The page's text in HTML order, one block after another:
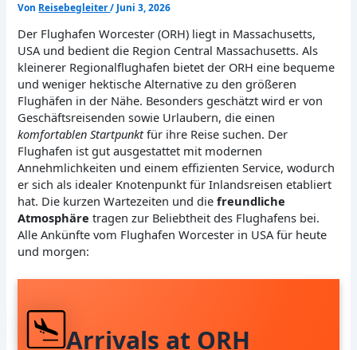
Von Reisebegleiter/ Juni 3, 2026
Der Flughafen Worcester (ORH) liegt in Massachusetts,
USA und bedient die Region Central Massachusetts. Als
kleinerer Regionalflughafen bietet der ORH eine bequeme
und weniger hektische Alternative zu den größeren
Flughäfen in der Nähe. Besonders geschätzt wird er von
Geschäftsreisenden sowie Urlaubern, die einen
komfortablen Startpunktfür ihre Reise suchen. Der
Flughafen ist gut ausgestattet mit modernen
Annehmlichkeiten und einem effizienten Service, wodurch
er sich als idealer Knotenpunkt für Inlandsreisen etabliert
hat. Die kurzen Wartezeiten und diefreundliche
Atmosphäre tragen zur Beliebtheit des Flughafens bei.
Alle Ankünfte vom Flughafen Worcester in USA für heute
und morgen:
Arrivals at ORH